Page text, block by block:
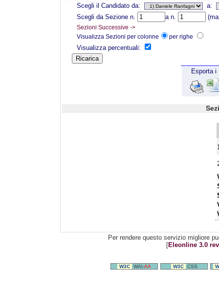
Scegli il Candidato da:
a:
Scegli da Sezione n.
a n.
Sezioni Successive ->
Visualizza Sezioni per colonne
per righe
Visualizza percentuali:
Esporta i
Per rendere questo servizio migliore
[Eleonline 3.0
W3C WAI-AA W3C CSS